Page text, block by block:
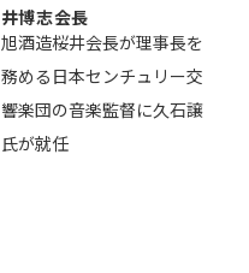
井博志会長
旭酒造桜井会長が理事長を
務める日本センチュリー交
響楽団の音楽監督に久石譲
氏が就任